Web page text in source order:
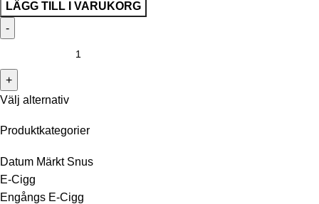
Produktkategorier
Datum Märkt Snus
E-Cigg
Engångs E-Cigg
LÄGG TILL I VARUKORG
Välj alternativ